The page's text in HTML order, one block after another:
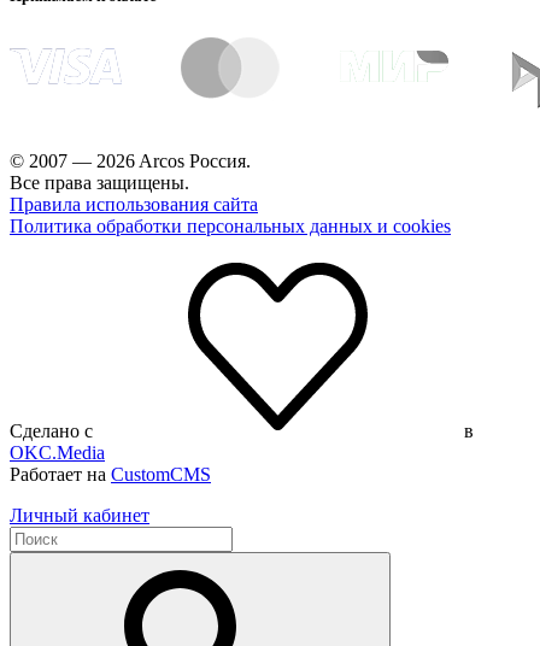
© 2007 — 2026 Arcos Россия.
Все права защищены.
Правила использования сайта
Политика обработки персональных данных и cookies
Сделано с
в
OKC.Media
Работает на CustomCMS
Личный кабинет